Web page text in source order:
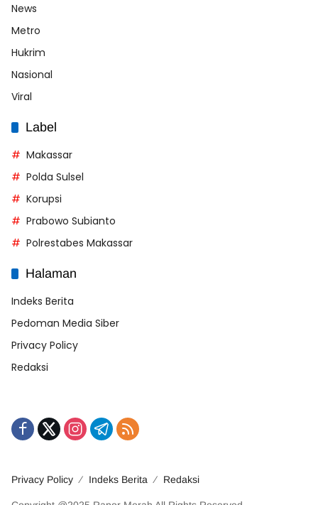
News
Metro
Hukrim
Nasional
Viral
Label
Makassar
Polda Sulsel
Korupsi
Prabowo Subianto
Polrestabes Makassar
Halaman
Indeks Berita
Pedoman Media Siber
Privacy Policy
Redaksi
Privacy Policy Indeks Berita Redaksi